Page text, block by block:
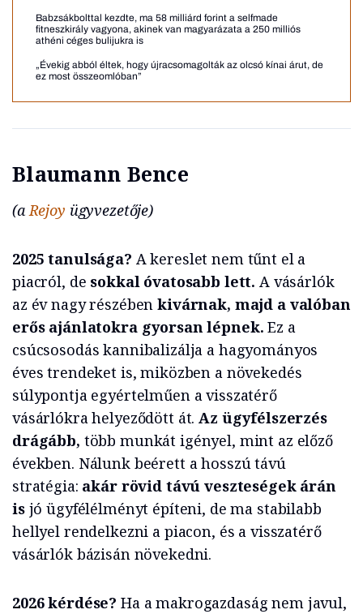
Babzsákbolttal kezdte, ma 58 milliárd forint a selfmade
fitneszkirály vagyona, akinek van magyarázata a 250 milliós
athéni céges bulijukra is
„Évekig abból éltek, hogy újracsomagolták az olcsó kínai árut, de
ez most összeomlóban”
Blaumann Bence
(aRejoy ügyvezetője)
2025 tanulsága? A kereslet nem tűnt el a
piacról, de sokkal óvatosabb lett. A vásárlók
az év nagy részében kivárnak, majd a valóban
erős ajánlatokra gyorsan lépnek. Ez a
csúcsosodás kannibalizálja a hagyományos
éves trendeket is, miközben a növekedés
súlypontja egyértelműen a visszatérő
vásárlókra helyeződött át.Az ügyfélszerzés
drágább, több munkát igényel, mint az előző
években. Nálunk beérett a hosszú távú
stratégia: akár rövid távú veszteségek árán
isjó ügyfélélményt építeni, de ma stabilabb
hellyel rendelkezni a piacon, és a visszatérő
vásárlók bázisán növekedni.
2026 kérdése? Ha a makrogazdaság nem javul,